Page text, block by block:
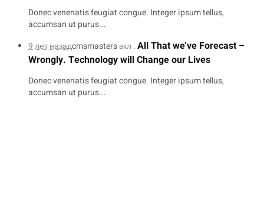
Donec venenatis feugiat congue. Integer ipsum tellus,
accumsan ut purus...
9 лет назадcmsmastersвкл .All That we’ve Forecast –
Wrongly. Technology will Change our Lives
Donec venenatis feugiat congue. Integer ipsum tellus,
accumsan ut purus...